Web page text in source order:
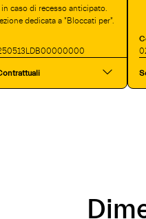
in caso di recesso anticipato.
dedicata a "Bloccati per".